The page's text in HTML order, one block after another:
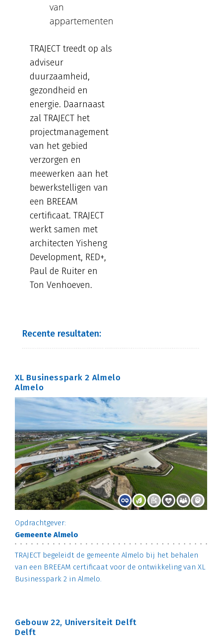
van
appartementen
TRAJECT treedt op als
adviseur
duurzaamheid,
gezondheid en
energie. Daarnaast
zal TRAJECT het
projectmanagement
van het gebied
verzorgen en
meewerken aan het
bewerkstelligen van
een BREEAM
certificaat. TRAJECT
werkt samen met
architecten Yisheng
Development, RED+,
Paul de Ruiter en
Ton Venhoeven.
Recente resultaten:
XL Businesspark 2 Almelo
Almelo
Opdrachtgever:
Gemeente Almelo
TRAJECT begeleidt de gemeente Almelo bij het behalen
van een BREEAM certificaat voor de ontwikkeling van XL
Businesspark 2 in Almelo.
Gebouw 22, Universiteit Delft
Delft